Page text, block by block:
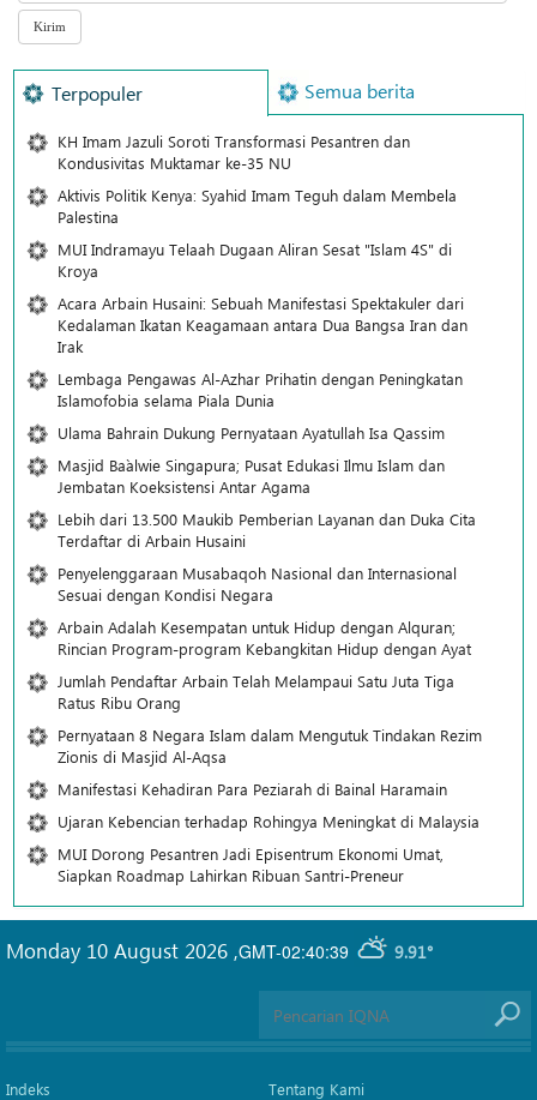
Terpopuler Semua berita
KH Imam Jazuli Soroti Transformasi Pesantren dan
Kondusivitas Muktamar ke-35 NU
Aktivis Politik Kenya: Syahid Imam Teguh dalam Membela
Palestina
MUI Indramayu Telaah Dugaan Aliran Sesat "Islam 4S" di
Kroya
Acara Arbain Husaini: Sebuah Manifestasi Spektakuler dari
Kedalaman Ikatan Keagamaan antara Dua Bangsa Iran dan
Irak
Lembaga Pengawas Al-Azhar Prihatin dengan Peningkatan
Islamofobia selama Piala Dunia
Ulama Bahrain Dukung Pernyataan Ayatullah Isa Qassim
Masjid Ba`alwie Singapura; Pusat Edukasi Ilmu Islam dan
Jembatan Koeksistensi Antar Agama
Lebih dari 13.500 Maukib Pemberian Layanan dan Duka Cita
Terdaftar di Arbain Husaini
Penyelenggaraan Musabaqoh Nasional dan Internasional
Sesuai dengan Kondisi Negara
Arbain Adalah Kesempatan untuk Hidup dengan Alquran;
Rincian Program-program Kebangkitan Hidup dengan Ayat
Jumlah Pendaftar Arbain Telah Melampaui Satu Juta Tiga
Ratus Ribu Orang
Pernyataan 8 Negara Islam dalam Mengutuk Tindakan Rezim
Zionis di Masjid Al-Aqsa
Manifestasi Kehadiran Para Peziarah di Bainal Haramain
Ujaran Kebencian terhadap Rohingya Meningkat di Malaysia
MUI Dorong Pesantren Jadi Episentrum Ekonomi Umat,
Siapkan Roadmap Lahirkan Ribuan Santri-Preneur
GMT-02:40:39 9.91°
Monday 10 August 2026 ,
Indeks Tentang Kami